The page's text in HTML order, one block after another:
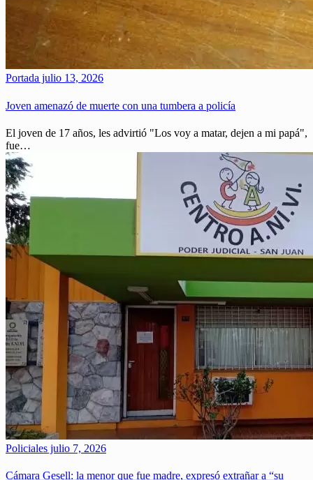
Portada julio 13, 2026
Joven amenazó de muerte con una tumbera a policía
El joven de 17 años, les advirtió "Los voy a matar, dejen a mi papá",
fue…
Policiales julio 7, 2026
Cámara Gesell: la menor que fue madre, expresó extrañar a “su